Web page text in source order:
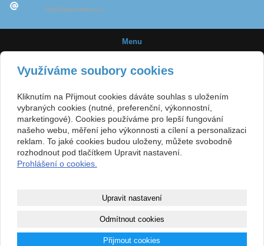
info@jigovehlavy.cz
Menu
Úvod
Jigové hlavičky
Velikost háčků
Využíváme soubory cookies
Kliknutím na Přijmout cookies dáváte souhlas s uložením
vybraných cookies (nutné, preferenční, výkonnostní,
marketingové). Cookies používáme pro lepší fungování
našeho webu, měření jeho výkonnosti a cílení a personalizaci
reklam. To jaké cookies budou uloženy, můžete svobodně
rozhodnout pod tlačítkem Upravit nastavení.
Prohlášení o cookies.
Upravit nastavení
Odmítnout cookies
Přijmout cookies